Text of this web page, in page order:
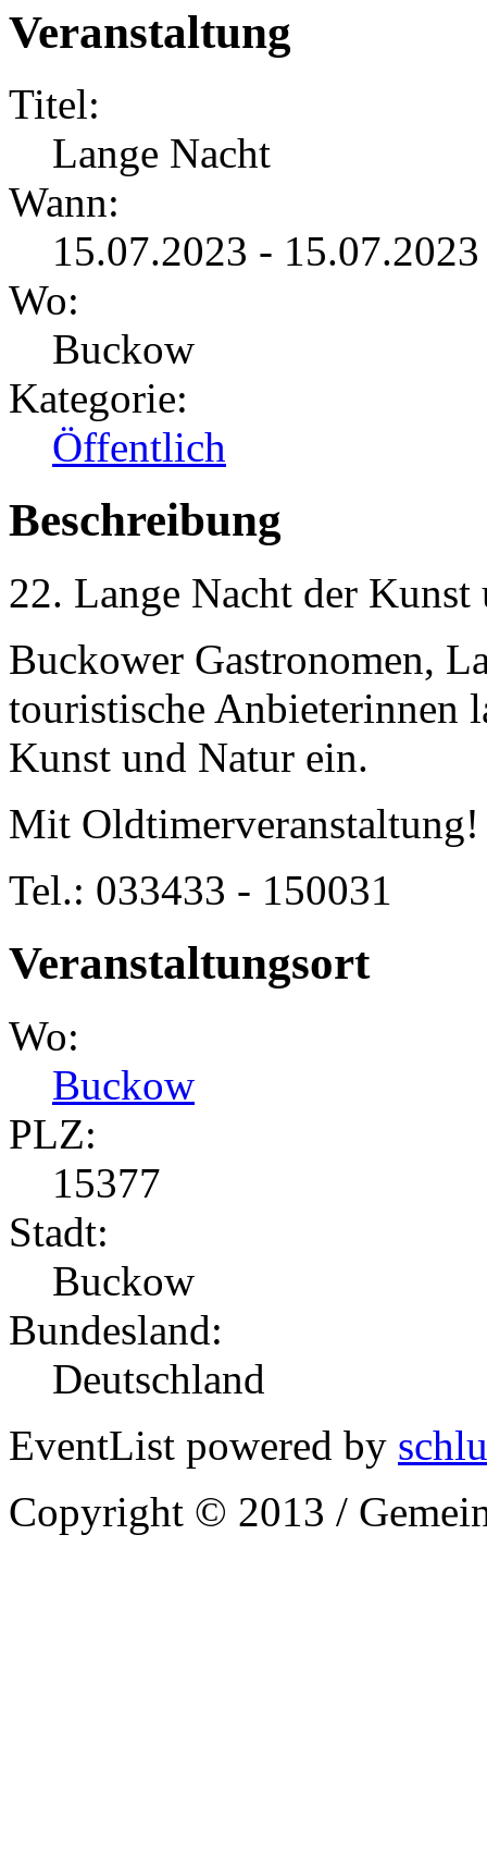
Veranstaltung
Titel:
Lange Nacht
Wann:
15.07.2023 -
Wo:
Buckow
Kategorie:
Öffentlich
Beschreibung
22. Lange Nacht der
Buckower Gastronomen,
touristische Anbieterinnen
Kunst und Natur ein.
Mit Oldtimerveranstaltung!
Tel.: 033433 - 150031
Veranstaltungsort
Wo:
Buckow
PLZ:
15377
Stadt:
Buckow
Bundesland:
Deutschland
EventList powered by
Copyright © 2013 /